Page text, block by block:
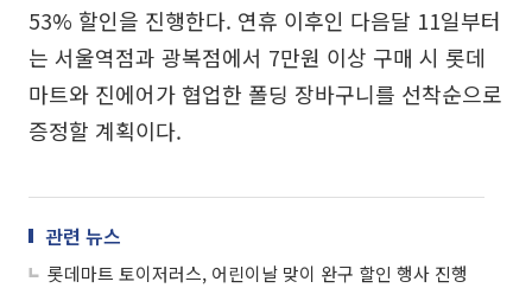
53% 할인을 진행한다. 연휴 이후인 다음달 11일부터
는 서울역점과 광복점에서 7만원 이상 구매 시 롯데
마트와 진에어가 협업한 폴딩 장바구니를 선착순으로
증정할 계획이다.
관련 뉴스
롯데마트 토이저러스, 어린이날 맞이 완구 할인 행사 진행